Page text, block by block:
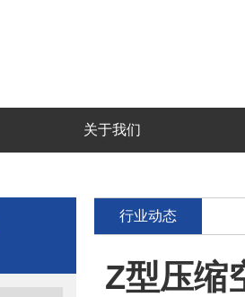
关于我们
行业动态
Z型压缩